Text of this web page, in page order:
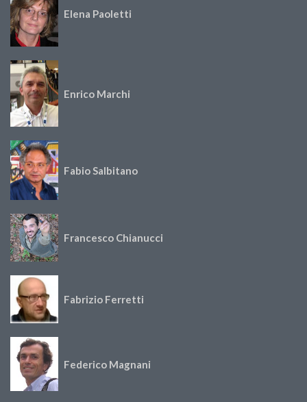
Elena Paoletti
Enrico Marchi
Fabio Salbitano
Francesco Chianucci
Fabrizio Ferretti
Federico Magnani